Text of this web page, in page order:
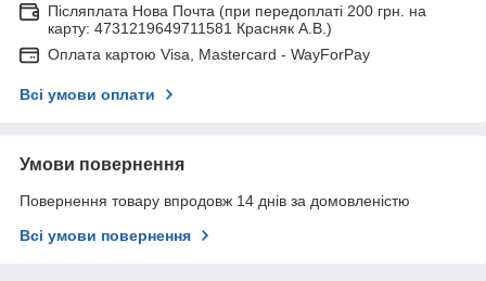
Післяплата Нова Почта (при передоплаті 200 грн. на
карту: 4731219649711581 Красняк А.В.)
Оплата картою Visa, Mastercard - WayForPay
Всі умови оплати
Умови повернення
Повернення товару впродовж 14 днів за домовленістю
Всі умови повернення